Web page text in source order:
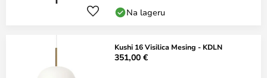
Na lageru
Kushi 16 Visilica Mesing - KDLN
351,00 €